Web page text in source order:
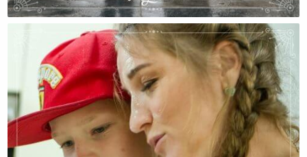
Что Же Такое Любовь На Самом Деле?